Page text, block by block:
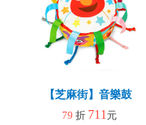
【芝麻街】音樂鼓
79 折 711 元